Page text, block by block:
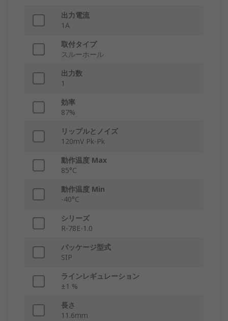
出力電流
1A
取付タイプ
スルーホール
出力数
1
効率
87%
リップルとノイズ
120mV Pk-Pk
動作温度 Max
85°C
動作温度 Min
-40°C
シリーズ
R-78E-1.0
パッケージ型式
SIP
ラインレギュレーション
±1 %
長さ
11.6mm